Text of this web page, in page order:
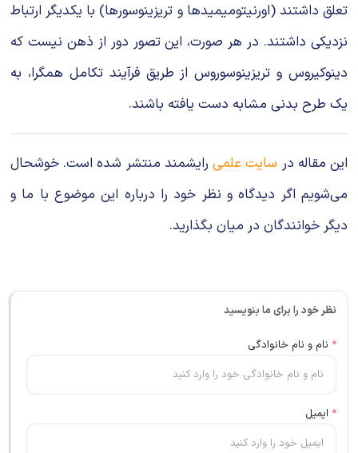
تعلق داشتند (اورنیتومیمیدها و تریزینوسورها) با یکدیگر ارتباط
نزدیکی داشتند. در هر صورت، این تصور دور از ذهن نیست که
دینوکیروس و تریزینوسوروس از طریق فرآیند تکامل همگرا، به
یک طرح بدنی مشابه دست یافته باشند.
این مقاله در سایت علمیرایشمند منتشر شده است. خوشحال
می‌شویم اگر دیدگاه و نظر خود را درباره این موضوع با ما و
دیگر خوانندگان در میان بگذارید.
نظر خود را برای ما بنویسید
* نام و نام خانوادگی
* ایمیل